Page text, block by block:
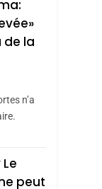
de la
n’a
Le
peut